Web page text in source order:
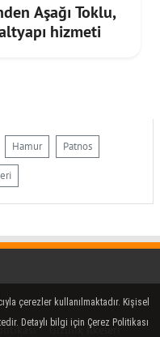
Aşağı Toklu,
hizmeti
Hamur Patnos
(X)
Instagram
Gizlilik İlkeleri
çerezler kullanılmaktadır. Kişisel
Detaylı bilgi için Çerez Politikası